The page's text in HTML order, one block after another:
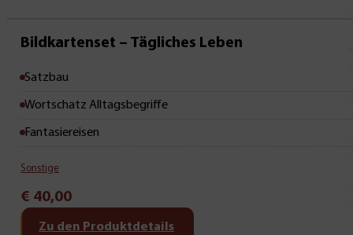
Bildkartenset – Tägliches Leben
Satzbau
Wortschatz Alltagsbegriffe
Fantasiereisen
Sonstige
€ 40,00
Zu den Produktdetails